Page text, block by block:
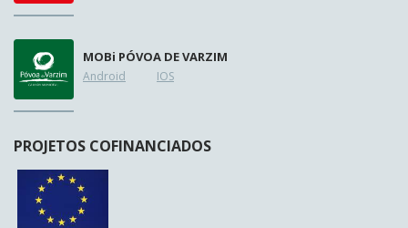
MOBi PÓVOA DE VARZIM
Android IOS
PROJETOS COFINANCIADOS